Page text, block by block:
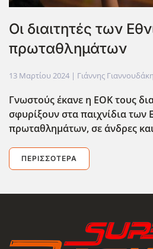
Οι διαιτητές των
πρωταθλημάτων
13 Μαρτίου 2024 | Γιάννης
Γνωστούς έκανε η ΕΟΚ τους
σφυρίξουν στα παιχνίδια των
πρωταθλημάτων, σε άνδρες
ΠΕΡΙΣΣΌΤΕΡΑ